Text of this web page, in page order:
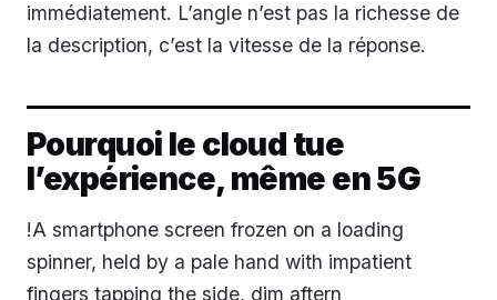
immédiatement. L’angle n’est pas la richesse de
la description, c’est la vitesse de la réponse.
Pourquoi le cloud tue
l’expérience, même en 5G
!A smartphone screen frozen on a loading
spinner, held by a pale hand with impatient
fingers tapping the side, dim aftern